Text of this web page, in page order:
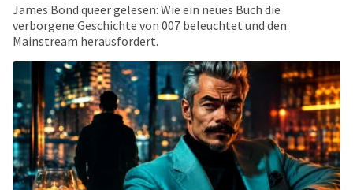
James Bond queer gelesen: Wie ein neues Buch die
verborgene Geschichte von 007 beleuchtet und den
Mainstream herausfordert.